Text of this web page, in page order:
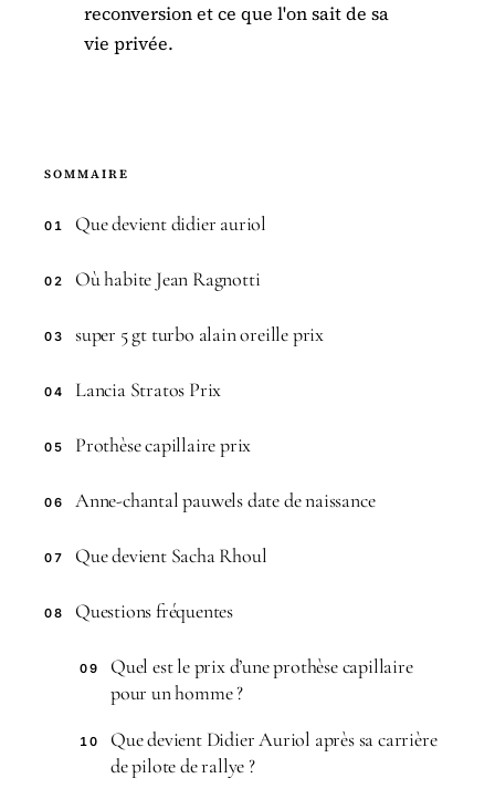
reconversion et ce que l'on sait de sa
vie privée.
SOMMAIRE
01 Que devient didier auriol
02 Où habite Jean Ragnotti
03 super 5 gt turbo alain oreille prix
04 Lancia Stratos Prix
05 Prothèse capillaire prix
06 Anne-chantal pauwels date de naissance
07 Que devient Sacha Rhoul
08 Questions fréquentes
09
Quel est le prix d’une prothèse capillaire
pour un homme ?
10
Que devient Didier Auriol après sa carrière
de pilote de rallye ?